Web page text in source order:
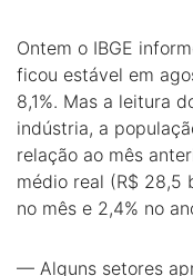
Ontem o IBGE
ficou estável em
8,1%. Mas a leitura
indústria, a
relação ao mês
médio real (R$ 28,5
no mês e 2,4% no
— Alguns setores